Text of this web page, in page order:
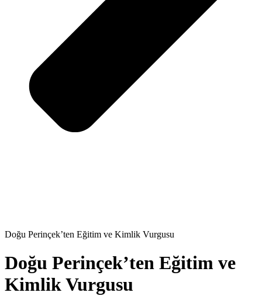
Doğu Perinçek’ten Eğitim ve Kimlik Vurgusu
Doğu Perinçek’ten Eğitim ve
Kimlik Vurgusu